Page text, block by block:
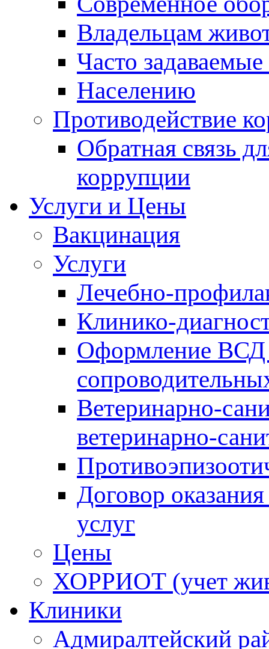
Владельцам
Часто
Населению
Противодействие
Обратная связь
коррупции
Услуги и Цены
Вакцинация
Услуги
Лечебно-
Клинико-
Оформление ВСД
Ветеринарно-
ветеринарно-
Договор
услуг
Цены
ХОРРИОТ (учет
Клиники
Адмиралтейский